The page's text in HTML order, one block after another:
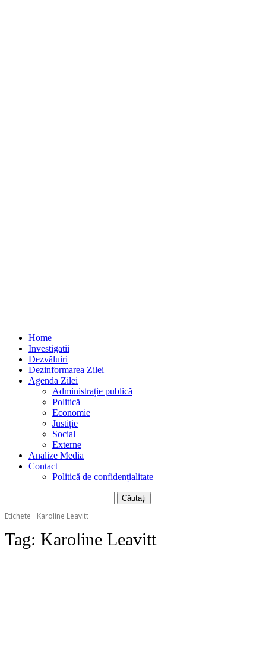
Home
Investigatii
Dezvăluiri
Dezinformarea Zilei
Agenda Zilei
Administrație publică
Politică
Economie
Justiție
Social
Externe
Analize Media
Contact
Politică de confidențialitate
Etichete Karoline Leavitt
Tag: Karoline Leavitt